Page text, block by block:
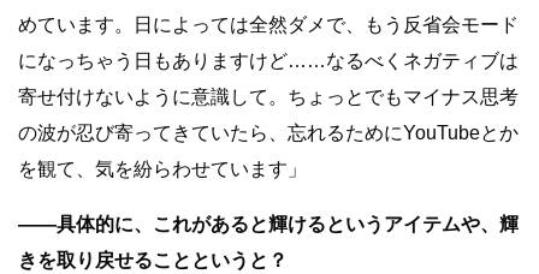
めています。日によっては全然ダメで、もう反省会モード
になっちゃう日もありますけど……なるべくネガティブは
寄せ付けないように意識して。ちょっとでもマイナス思考
の波が忍び寄ってきていたら、忘れるためにYouTubeとか
を観て、気を紛らわせています」
――具体的に、これがあると輝けるというアイテムや、輝
きを取り戻せることというと？